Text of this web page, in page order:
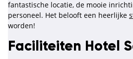
fantastische locatie, de mooie
personeel. Het belooft een heerlijke
worden!
Faciliteiten Hotel